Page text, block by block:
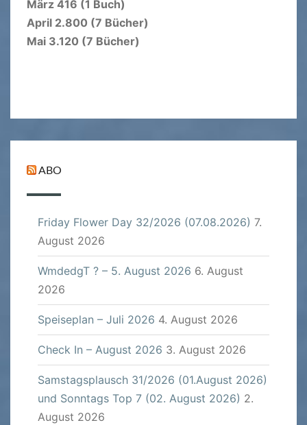
März 416 (1 Buch)
April 2.800 (7 Bücher)
Mai 3.120 (7 Bücher)
ABO
Friday Flower Day 32/2026 (07.08.2026) 7.
August 2026
WmdedgT ? – 5. August 2026 6. August
2026
Speiseplan – Juli 2026 4. August 2026
Check In – August 2026 3. August 2026
Samstagsplausch 31/2026 (01.August 2026)
und Sonntags Top 7 (02. August 2026) 2.
August 2026